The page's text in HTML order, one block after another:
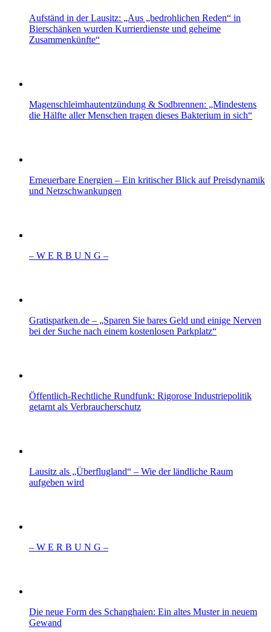
Aufständ in der Lausitz: „Aus „bedrohlichen Reden“ in
Bierschänken wurden Kurrierdienste und geheime
Zusammenkünfte“
Magenschleimhautentzündung & Sodbrennen: „Mindestens
die Hälfte aller Menschen tragen dieses Bakterium in sich“
Erneuerbare Energien – Ein kritischer Blick auf Preisdynamik
und Netzschwankungen
– W Ε R Β U Ν G –
Gratisparken.de – „Sparen Sie bares Geld und einige Nerven
bei der Suche nach einem kostenlosen Parkplatz“
Öffentlich-Rechtliche Rundfunk: Rigorose Industriepolitik
getarnt als Verbraucherschutz
Lausitz als „Überflugland“ – Wie der ländliche Raum
aufgeben wird
– W Ε R Β U Ν G –
Die neue Form des Schanghaien: Ein altes Muster in neuem
Gewand